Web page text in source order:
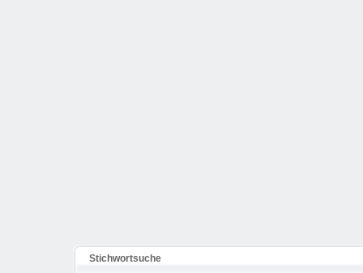
Stichwortsuche